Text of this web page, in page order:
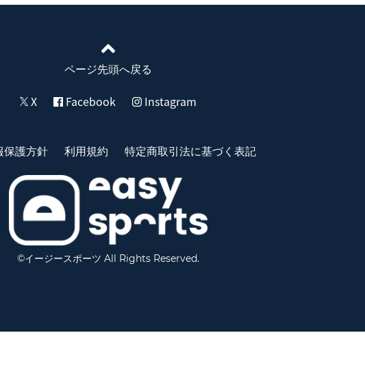
ページ先頭へ戻る
X
Facebook Instagram
保護方針 利用規約 特定商取引法に基づく表記
©イージースポーツ All Rights Reserved.